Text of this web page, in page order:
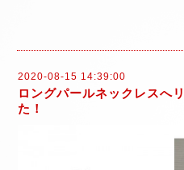
2020-08-15 14:39:00
ロングパールネックレスへ
た！